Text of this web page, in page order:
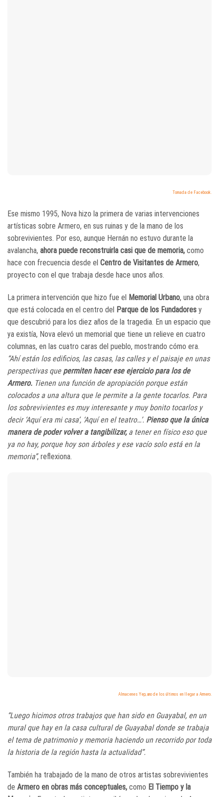
Tomada de Facebook.
Ese mismo 1995, Nova hizo la primera de varias intervenciones
artísticas sobre Armero, en sus ruinas y de la mano de los
sobrevivientes. Por eso, aunque Hernán no estuvo durante la
avalancha, ahora puede reconstruirla casi que de memoria, como
hace con frecuencia desde el Centro de Visitantes de Armero,
proyecto con el que trabaja desde hace unos años.
La primera intervención que hizo fue el Memorial Urbano, una obra
que está colocada en el centro del Parque de los Fundadores y
que descubrió para los diez años de la tragedia. En un espacio que
ya existía, Nova elevó un memorial que tiene un relieve en cuatro
columnas, en las cuatro caras del pueblo, mostrando cómo era.
“Ahí están los edificios, las casas, las calles y el paisaje en unas
perspectivas que permiten hacer ese ejercicio para los de
Armero. Tienen una función de apropiación porque están
colocados a una altura que le permite a la gente tocarlos. Para
los sobrevivientes es muy interesante y muy bonito tocarlos y
decir ‘Aquí era mi casa’, ‘Aquí en el teatro…’. Pienso que la única
manera de poder volver a tangibilizar, a tener en físico eso que
ya no hay, porque hoy son árboles y ese vacío solo está en la
memoria”, reflexiona.
Almacenes Yep, uno de los últimos en llegar a Armero.
“Luego hicimos otros trabajos que han sido en Guayabal, en un
mural que hay en la casa cultural de Guayabal donde se trabaja
el tema de patrimonio y memoria haciendo un recorrido por toda
la historia de la región hasta la actualidad”.
También ha trabajado de la mano de otros artistas sobrevivientes
de Armero en obras más conceptuales, como El Tiempo y la